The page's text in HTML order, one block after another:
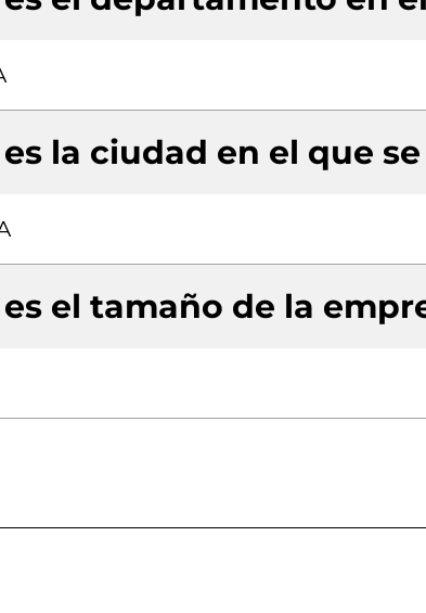
es la ciudad en el que
es el tamaño de la